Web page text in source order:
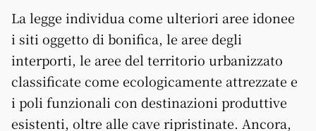
La legge individua come ulteriori aree idonee
i siti oggetto di bonifica, le aree degli
interporti, le aree del territorio urbanizzato
classificate come ecologicamente attrezzate e
i poli funzionali con destinazioni produttive
esistenti, oltre alle cave ripristinate. Ancora,